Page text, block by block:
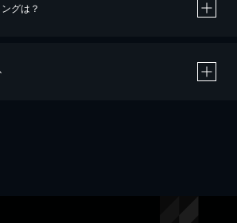
クレジットカード決済による作品の購入 / レンタルです。
よる作品の購入 / レンタルは、20％のポイント還元です。
グは？